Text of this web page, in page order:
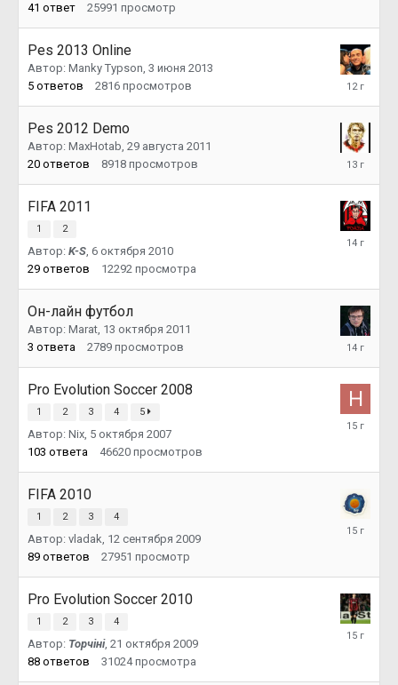
41 ответ 25991 просмотр
Pes 2013 Online
Автор: Manky Typson, 3 июня 2013
5 ответов 2816 просмотров
22
2013
Pes 2012 Demo
Автор: MaxHotab, 29 августа 2011
20 ответов 8918 просмотров
21
2012
FIFA 2011
1 2
Автор: K-S, 6 октября 2010
29 ответов 12292 просмотра
13
Он-лайн футбол
Автор: Marat, 13 октября 2011
3 ответа 2789 просмотров
13
2011
Pro Evolution Soccer 2008
1 2 3 4 5
Автор: Nix, 5 октября 2007
103 ответа 46620 просмотров
22
FIFA 2010
1 2 3 4
Автор: vladak, 12 сентября 2009
89 ответов 27951 просмотр
25
Pro Evolution Soccer 2010
1 2 3 4
Автор: Topчiнi, 21 октября 2009
88 ответов 31024 просмотра
12